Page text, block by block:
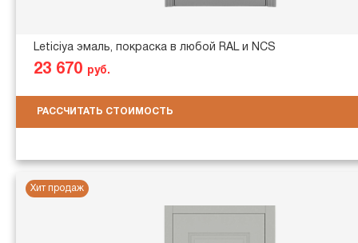
Leticiya эмаль, покраска в любой RAL и NCS
23 670 руб.
РАССЧИТАТЬ СТОИМОСТЬ
Хит продаж